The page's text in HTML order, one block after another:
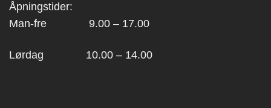
Åpningstider:
Man-fre 9.00 – 17.00
Lørdag 10.00 – 14.00